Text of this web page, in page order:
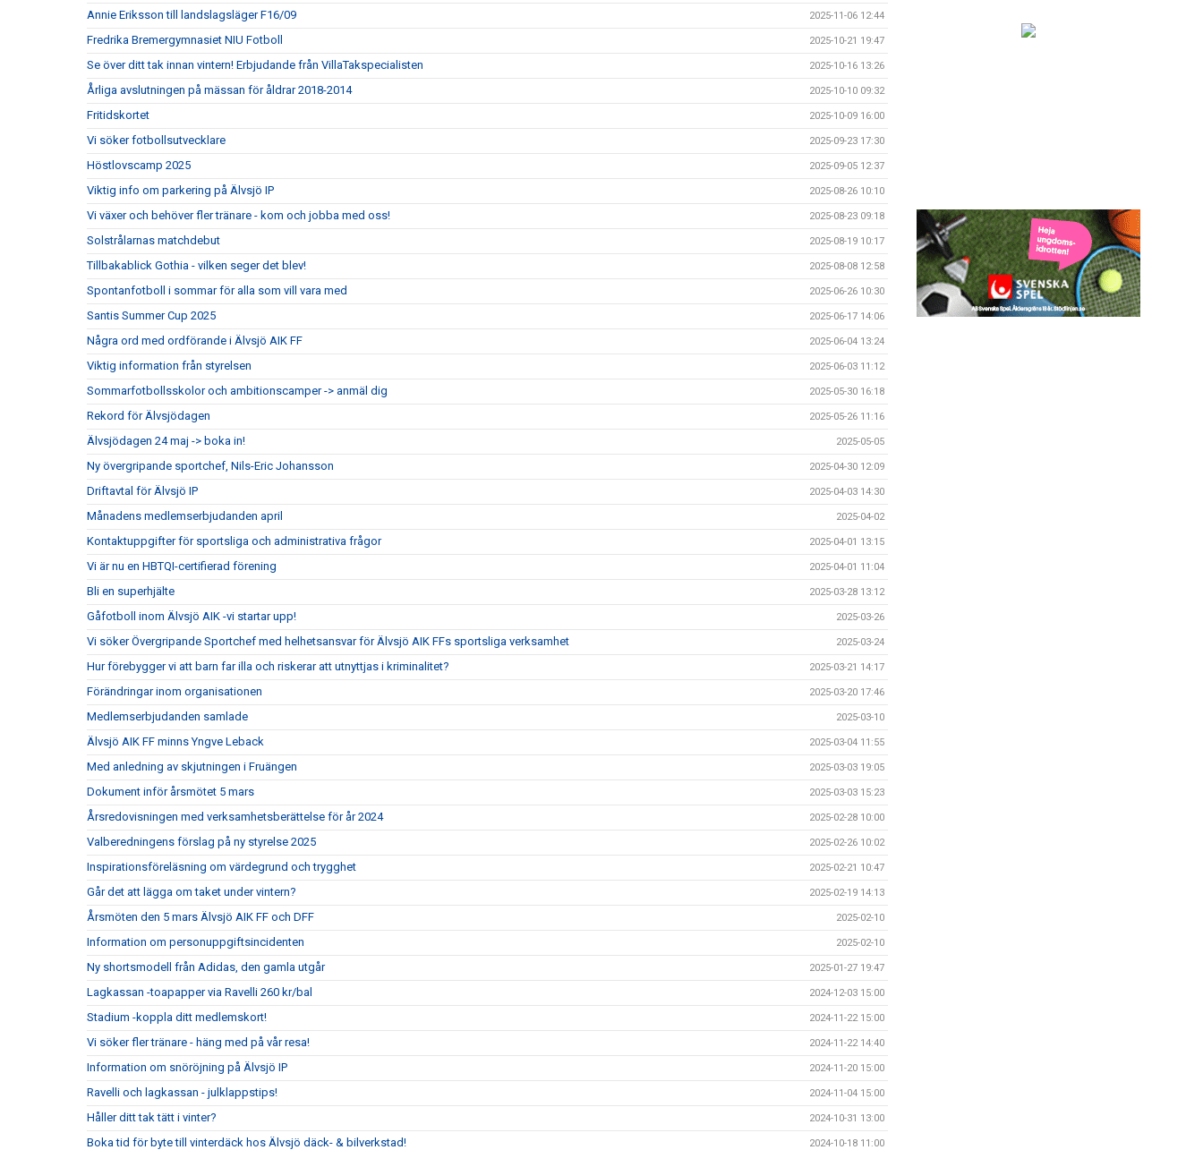
Annie Eriksson till landslagsläger F16/09 2025-11-06 12:44
Fredrika Bremergymnasiet NIU Fotboll 2025-10-21 19:47
Se över ditt tak innan vintern! Erbjudande från VillaTakspecialisten 2025-10-16 13:26
Årliga avslutningen på mässan för åldrar 2018-2014 2025-10-10 09:32
Fritidskortet 2025-10-09 16:00
Vi söker fotbollsutvecklare 2025-09-23 17:30
Höstlovscamp 2025 2025-09-05 12:37
Viktig info om parkering på Älvsjö IP 2025-08-26 10:10
Vi växer och behöver fler tränare - kom och jobba med oss! 2025-08-23 09:18
Solstrålarnas matchdebut 2025-08-19 10:17
Tillbakablick Gothia - vilken seger det blev! 2025-08-08 12:58
Spontanfotboll i sommar för alla som vill vara med 2025-06-26 10:30
Santis Summer Cup 2025 2025-06-17 14:06
Några ord med ordförande i Älvsjö AIK FF 2025-06-04 13:24
Viktig information från styrelsen 2025-06-03 11:12
Sommarfotbollsskolor och ambitionscamper -> anmäl dig 2025-05-30 16:18
Rekord för Älvsjödagen 2025-05-26 11:16
Älvsjödagen 24 maj -> boka in! 2025-05-05
Ny övergripande sportchef, Nils-Eric Johansson 2025-04-30 12:09
Driftavtal för Älvsjö IP 2025-04-03 14:30
Månadens medlemserbjudanden april 2025-04-02
Kontaktuppgifter för sportsliga och administrativa frågor 2025-04-01 13:15
Vi är nu en HBTQI-certifierad förening 2025-04-01 11:04
Bli en superhjälte 2025-03-28 13:12
Gåfotboll inom Älvsjö AIK -vi startar upp! 2025-03-26
Vi söker Övergripande Sportchef med helhetsansvar för Älvsjö AIK FFs sportsliga verksamhet 2025-03-24
Hur förebygger vi att barn far illa och riskerar att utnyttjas i kriminalitet? 2025-03-21 14:17
Förändringar inom organisationen 2025-03-20 17:46
Medlemserbjudanden samlade 2025-03-10
Älvsjö AIK FF minns Yngve Leback 2025-03-04 11:55
Med anledning av skjutningen i Fruängen 2025-03-03 19:05
Dokument inför årsmötet 5 mars 2025-03-03 15:23
Årsredovisningen med verksamhetsberättelse för år 2024 2025-02-28 10:00
Valberedningens förslag på ny styrelse 2025 2025-02-26 10:02
Inspirationsföreläsning om värdegrund och trygghet 2025-02-21 10:47
Går det att lägga om taket under vintern? 2025-02-19 14:13
Årsmöten den 5 mars Älvsjö AIK FF och DFF 2025-02-10
Information om personuppgiftsincidenten 2025-02-10
Ny shortsmodell från Adidas, den gamla utgår 2025-01-27 19:47
Lagkassan -toapapper via Ravelli 260 kr/bal 2024-12-03 15:00
Stadium -koppla ditt medlemskort! 2024-11-22 15:00
Vi söker fler tränare - häng med på vår resa! 2024-11-22 14:40
Information om snöröjning på Älvsjö IP 2024-11-20 15:00
Ravelli och lagkassan - julklappstips! 2024-11-04 15:00
Håller ditt tak tätt i vinter? 2024-10-31 13:00
Boka tid för byte till vinterdäck hos Älvsjö däck- & bilverkstad! 2024-10-18 11:00